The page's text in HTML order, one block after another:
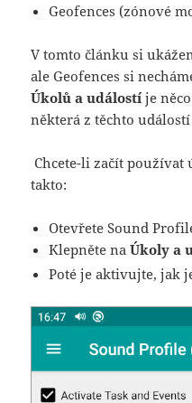
Geofences (zónové
V tomto článku si
ale Geofences si
Úkolů a událostí je
některá z těchto
Chcete-li začít
takto:
Otevřete Sound
Klepněte naÚkoly a
Poté je aktivujte, jak